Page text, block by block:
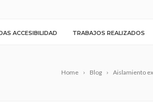
ACCESIBILIDAD TRABAJOS REALIZADOS
Home Blog Aislamiento